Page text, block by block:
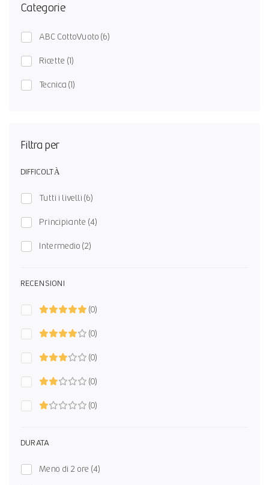
Categorie
ABC CottoVuoto (6)
Ricette (1)
Tecnica (1)
Filtra per
DIFFICOLTÀ
Tutti i livelli (6)
Principiante (4)
Intermedio (2)
RECENSIONI
(0)
(0)
(0)
(0)
(0)
DURATA
Meno di 2 ore (4)